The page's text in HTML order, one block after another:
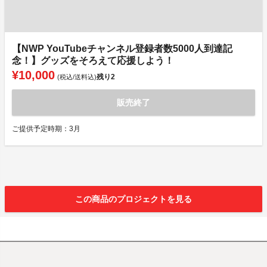
【NWP YouTubeチャンネル登録者数5000人到達記
念！】グッズをそろえて応援しよう！
¥10,000 (税込/送料込)残り2
販売終了
ご提供予定時期：3月
この商品のプロジェクトを見る